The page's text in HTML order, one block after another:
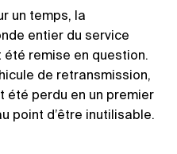
un temps, la
entier du service
remise en question.
de retransmission,
été perdu en un premier
point d’être inutilisable.